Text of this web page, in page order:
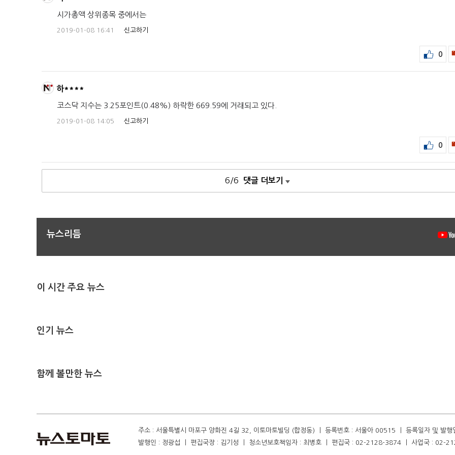
시가총액 상위종목 중에서는
2019-01-08 16:41 신고하기
0
하****
코스닥 지수는 3.25포인트(0.48%) 하락한 669.59에 거래되고 있다.
2019-01-08 14:05 신고하기
0
6/6 댓글 더보기
뉴스리듬
이 시간 주요 뉴스
인기 뉴스
함께 볼만한 뉴스
주소 : 서울특별시 마포구 양화진 4길 32, 이토마토빌딩 (합정동) ㅣ 등록번호 : 서울아 00515 ㅣ 등록일자 및 발
발행인 : 정광섭 ㅣ 편집국장 : 김기성 ㅣ 청소년보호책임자 : 최병호 ㅣ 편집국 : 02-2128-3874 ㅣ 사업국 : 02-